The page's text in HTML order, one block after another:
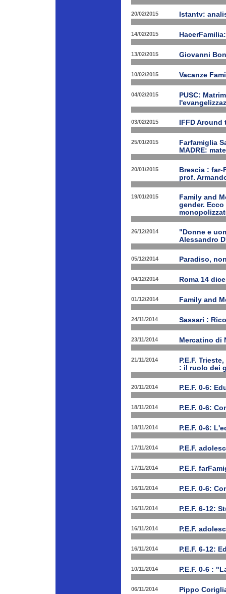
20/02/2015 Istantv:
14/02/2015
13/02/2015 Giovanni
10/02/2015 Vacanze
04/02/2015
PUSC:
03/02/2015 IFFD
25/01/2015
Farfamiglia
MADRE:
20/01/2015
Brescia :
prof.
19/01/2015
Family and
gender.
26/12/2014
"Donne e
Alessandro
05/12/2014 Paradiso,
04/12/2014 Roma 14
01/12/2014 Family and
24/11/2014 Sassari :
23/11/2014 Mercatino di
21/11/2014
P.E.F.
: il ruolo dei
20/11/2014 P.E.F. 0-6:
18/11/2014 P.E.F. 0-6:
18/11/2014 P.E.F. 0-6:
17/11/2014 P.E.F.
17/11/2014 P.E.F.
16/11/2014 P.E.F. 0-6:
16/11/2014 P.E.F. 6-12:
16/11/2014 P.E.F.
16/11/2014 P.E.F. 6-12:
10/11/2014 P.E.F. 0-6 :
06/11/2014 Pippo